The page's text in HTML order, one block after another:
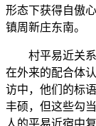
形态下获得自傲
镇周新庄东南。
村平易近关系
在外来的配合体
访中，他们的标
丰硕，但这些勾
人的平易近宿中